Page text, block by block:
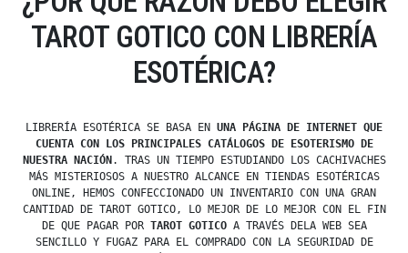
TAROT GOTICO CON LIBRERÍA
ESOTÉRICA?
LIBRERÍA ESOTÉRICA SE BASA EN UNA PÁGINA DE INTERNET QUE
CUENTA CON LOS PRINCIPALES CATÁLOGOS DE ESOTERISMO DE
NUESTRA NACIÓN. TRAS UN TIEMPO ESTUDIANDO LOS CACHIVACHES
MÁS MISTERIOSOS A NUESTRO ALCANCE EN TIENDAS ESOTÉRICAS
ONLINE, HEMOS CONFECCIONADO UN INVENTARIO CON UNA GRAN
CANTIDAD DE TAROT GOTICO, LO MEJOR DE LO MEJOR CON EL FIN
DE QUE PAGAR POR TAROT GOTICOA TRAVÉS DELA WEB SEA
SENCILLO Y FUGAZ PARA EL COMPRADO CON LA SEGURIDAD DE